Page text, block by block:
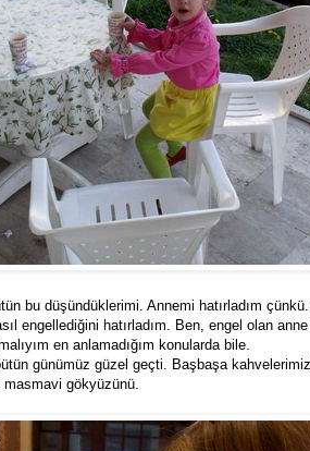
bu düşündüklerimi. Annemi hatırladım
engellediğini hatırladım. Ben, engel olan
en anlamadığım konularda bile.
günümüz güzel geçti. Başbaşa
gökyüzünü.